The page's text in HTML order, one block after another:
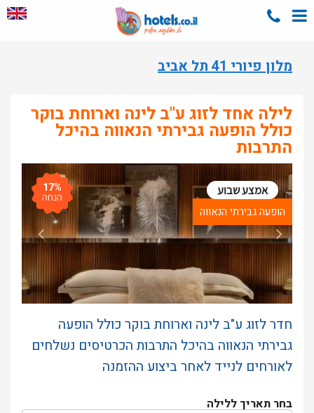
מלון פיורי 41 תל אביב
לילה אחד לזוג ע"ב לינה וארוחת בוקר
כולל הופעה גבירתי הנאווה בהיכל
התרבות
אמצע שבוע 17%
הנחה
הופעה גבירתי הנאווה
חדר לזוג ע"ב לינה וארוחת בוקר כולל הופעה
גבירתי הנאווה בהיכל התרבות הכרטיסים נשלחים
לאורחים לנייד לאחר ביצוע ההזמנה
בחר תאריך ללילה